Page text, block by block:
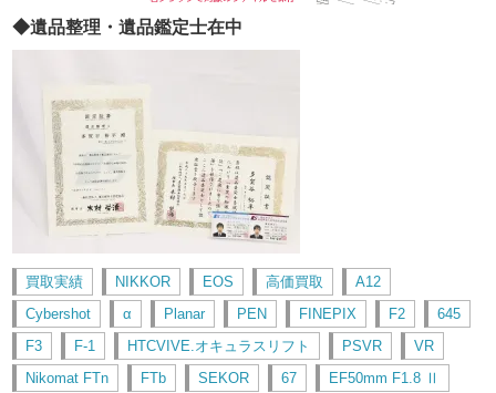
◆遺品整理・遺品鑑定士在中
買取実績 NIKKOR EOS 高価買取
A12
Cybershot
α Planar PEN FINEPIX F2
645
F3
F-1 HTCVIVE.オキュラスリフト PSVR
VR
Nikomat FTn
FTb SEKOR 67
EF50mm F1.8 Ⅱ